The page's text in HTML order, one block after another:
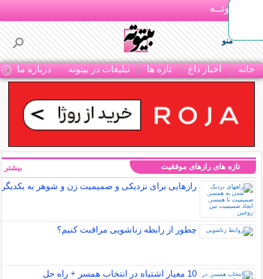
بـیتوتــه
منو
خانه اخبار داغ تازه ها تبلیغات در بیتوته درباره ما
تازه های رازهای موفقیت
رازهایی برای نزدیکی و صمیمیت زن و شوهر به یکدیگر
چطور از رابطه زناشویی مراقبت کنیم؟
10 معیار اشتباه در انتخاب همسر + راه حل
بیشتر